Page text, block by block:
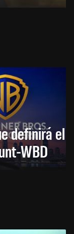
definirá el
WBD